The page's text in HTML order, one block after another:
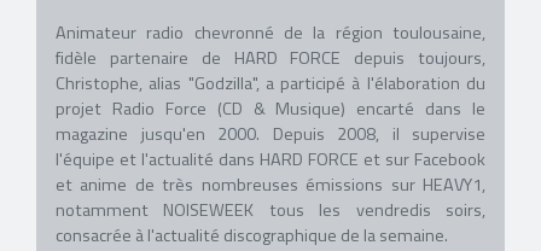
Animateur radio chevronné de la région toulousaine,
fidèle partenaire de HARD FORCE depuis toujours,
Christophe, alias "Godzilla", a participé à l'élaboration du
projet Radio Force (CD & Musique) encarté dans le
magazine jusqu'en 2000. Depuis 2008, il supervise
l'équipe et l'actualité dans HARD FORCE et sur Facebook
et anime de très nombreuses émissions sur HEAVY1,
notamment NOISEWEEK tous les vendredis soirs,
consacrée à l'actualité discographique de la semaine.